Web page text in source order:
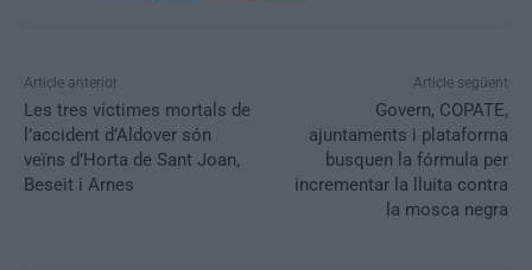
Article anterior
Les tres víctimes mortals de
l’accident d’Aldover són
veïns d’Horta de Sant Joan,
Beseit i Arnes
Article següent
Govern, COPATE,
ajuntaments i plataforma
busquen la fórmula per
incrementar la lluita contra
la mosca negra